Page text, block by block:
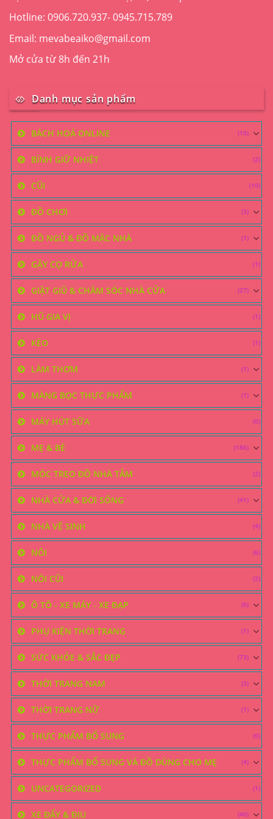
Hotline: 0906.720.937- 0945.715.789
Email: mevabeaiko@gmail.com
Mở cửa từ 8h đến 21h
Danh mục sản phẩm
BÁCH HOÁ ONLINE (10)
BÌNH GIỮ NHIỆT (2)
CŨI (10)
ĐỒ CHƠI (3)
ĐỒ NGỦ & ĐỒ MẶC NHÀ (1)
GẬY CỌ RỬA (1)
GIẶT GIŨ & CHĂM SÓC NHÀ CỬA (27)
HŨ GIA VỊ (1)
KÉO (1)
LÀM THƠM (1)
MÀNG BỌC THỰC PHẨM (1)
MÁY HÚT SỮA (0)
MẸ & BÉ (186)
MÓC TREO ĐỒ NHÀ TẮM (2)
NHÀ CỬA & ĐỜI SỐNG (41)
NHÀ VỆ SINH (4)
NÔI (6)
NÔI CŨI (2)
Ô TÔ - XE MÁY - XE ĐẠP (0)
PHỤ KIỆN THỜI TRANG (1)
SỨC KHỎE & SẮC ĐẸP (73)
THỜI TRANG NAM (3)
THỜI TRANG NỮ (1)
THỰC PHẨM BỔ SUNG (0)
THỰC PHẨM BỔ SUNG VÀ ĐỒ DÙNG CHO MẸ (4)
UNCATEGORIZED (1)
XE ĐẨY & ĐỊU (40)